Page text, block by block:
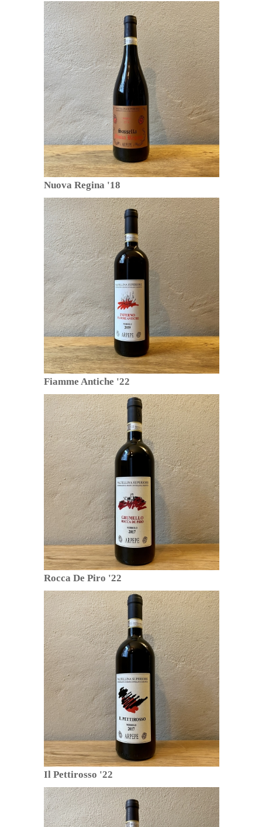
Nuova Regina '18
Fiamme Antiche '22
Rocca De Piro '22
Il Pettirosso '22